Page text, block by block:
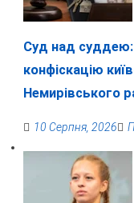
Суд над суддею:
конфіскацію
Немирівського
10 Серпня, 2026